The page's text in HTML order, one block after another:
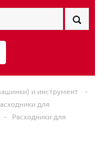
0
и инструмент
-
для
-
Расходники для